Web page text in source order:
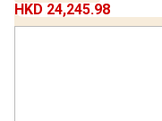
HKD 24,245.98